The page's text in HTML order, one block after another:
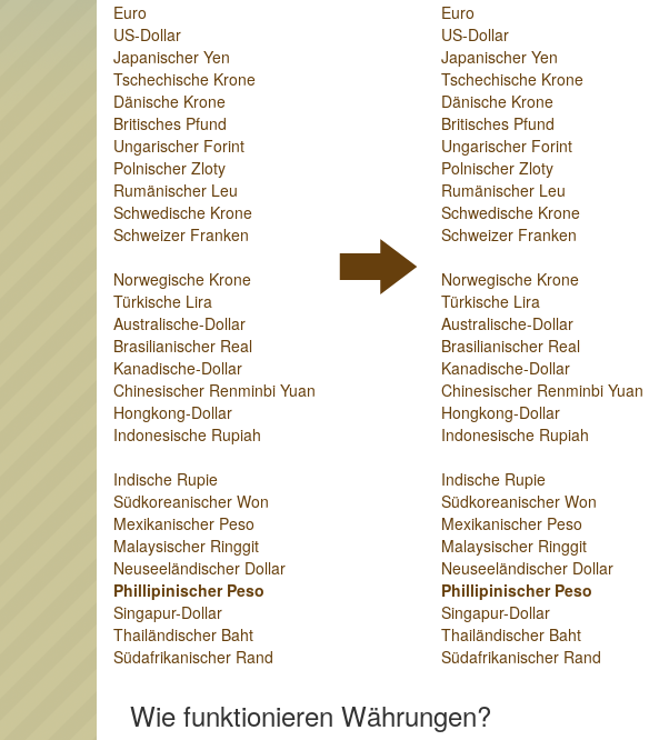
Euro
US-Dollar
Japanischer Yen
Tschechische Krone
Dänische Krone
Britisches Pfund
Ungarischer Forint
Polnischer Zloty
Rumänischer Leu
Schwedische Krone
Schweizer Franken
Norwegische Krone
Türkische Lira
Australische-Dollar
Brasilianischer Real
Kanadische-Dollar
Chinesischer Renminbi Yuan
Hongkong-Dollar
Indonesische Rupiah
Indische Rupie
Südkoreanischer Won
Mexikanischer Peso
Malaysischer Ringgit
Neuseeländischer Dollar
Phillipinischer Peso
Singapur-Dollar
Thailändischer Baht
Südafrikanischer Rand
Euro
US-Dollar
Japanischer Yen
Tschechische Krone
Dänische Krone
Britisches Pfund
Ungarischer Forint
Polnischer Zloty
Rumänischer Leu
Schwedische Krone
Schweizer Franken
Norwegische Krone
Türkische Lira
Australische-Dollar
Brasilianischer Real
Kanadische-Dollar
Chinesischer Renminbi Yuan
Hongkong-Dollar
Indonesische Rupiah
Indische Rupie
Südkoreanischer Won
Mexikanischer Peso
Malaysischer Ringgit
Neuseeländischer Dollar
Phillipinischer Peso
Singapur-Dollar
Thailändischer Baht
Südafrikanischer Rand
Wie funktionieren Währungen?